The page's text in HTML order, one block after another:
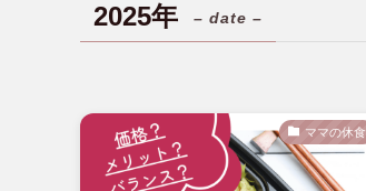
2025年 – date –
ママの休食